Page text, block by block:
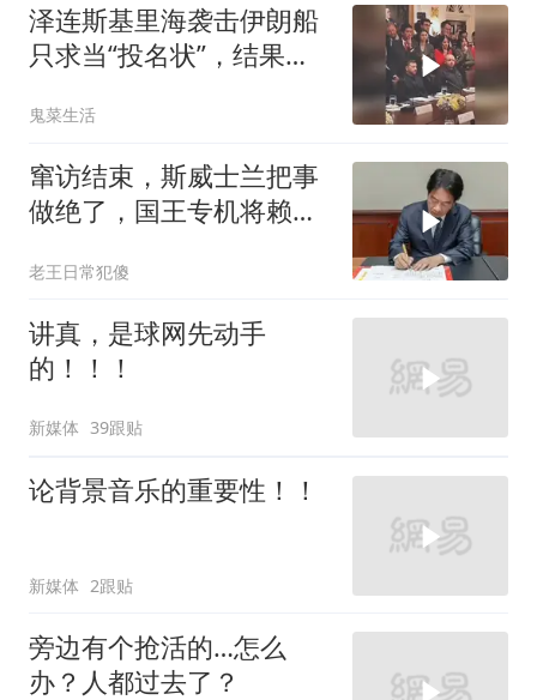
泽连斯基里海袭击伊朗船
只求当“投名状”，结果特
鬼菜生活
窜访结束，斯威士兰把事
做绝了，国王专机将赖清
老王日常犯傻
讲真，是球网先动手
的！！！
新媒体 39跟贴
论背景音乐的重要性！！
新媒体 2跟贴
旁边有个抢活的…怎么
办？人都过去了？